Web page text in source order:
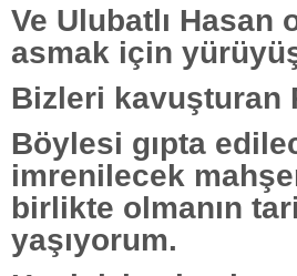
Ve Ulubatlı
asmak için
Bizleri kavuşturan
Böylesi gıpta
imrenilecek
birlikte olmanın
yaşıyorum.